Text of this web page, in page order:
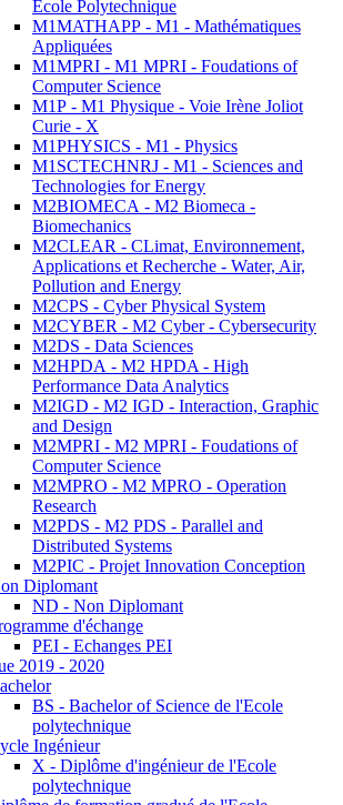
École Polytechnique
M1MATHAPP - M1 - Mathématiques
Appliquées
M1MPRI - M1 MPRI - Foudations of
Computer Science
M1P - M1 Physique - Voie Irène Joliot
Curie - X
M1PHYSICS - M1 - Physics
M1SCTECHNRJ - M1 - Sciences and
Technologies for Energy
M2BIOMECA - M2 Biomeca -
Biomechanics
M2CLEAR - CLimat, Environnement,
Applications et Recherche - Water, Air,
Pollution and Energy
M2CPS - Cyber Physical System
M2CYBER - M2 Cyber - Cybersecurity
M2DS - Data Sciences
M2HPDA - M2 HPDA - High
Performance Data Analytics
M2IGD - M2 IGD - Interaction, Graphic
and Design
M2MPRI - M2 MPRI - Foudations of
Computer Science
M2MPRO - M2 MPRO - Operation
Research
M2PDS - M2 PDS - Parallel and
Distributed Systems
M2PIC - Projet Innovation Conception
Diplomant
ND - Non Diplomant
d'échange
PEI - Echanges PEI
2019 - 2020
BS - Bachelor of Science de l'Ecole
polytechnique
Ingénieur
X - Diplôme d'ingénieur de l'Ecole
polytechnique